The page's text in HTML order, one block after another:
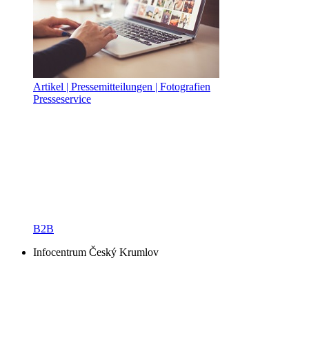
Artikel | Pressemitteilungen | Fotografien
Presseservice
B2B
Infocentrum Český Krumlov